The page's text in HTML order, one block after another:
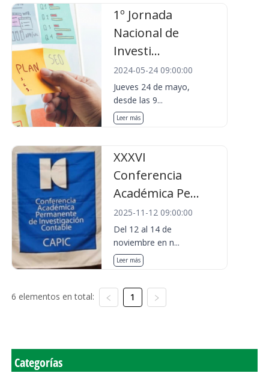
1º Jornada
Nacional de
Investi...
2024-05-24 09:00:00
Jueves 24 de mayo,
desde las 9...
Leer más
XXXVI
Conferencia
Académica Pe...
2025-11-12 09:00:00
Del 12 al 14 de
noviembre en n...
Leer más
6 elementos en total: 1
Categorías